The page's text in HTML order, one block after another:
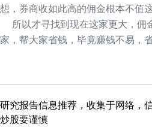
想，券商收如此高的佣金根本不值这
所以才寻找到现在这家更大，佣
家，帮大家省钱，毕竟赚钱不易，
研究报告信息推荐，收集于网络，
炒股要谨慎